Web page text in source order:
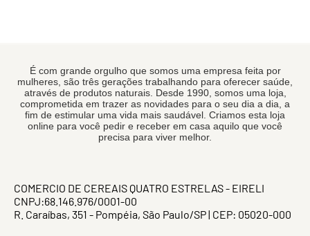
É com grande orgulho que somos uma empresa feita por
mulheres, são três gerações trabalhando para oferecer saúde,
através de produtos naturais. Desde 1990, somos uma loja,
comprometida em trazer as novidades para o seu dia a dia, a
fim de estimular uma vida mais saudável. Criamos esta loja
online para você pedir e receber em casa aquilo que você
precisa para viver melhor.
COMERCIO DE CEREAIS QUATRO ESTRELAS - EIRELI
CNPJ:68.146.976/0001-00
R. Caraíbas, 351 - Pompéia, São Paulo/SP | CEP: 05020-000